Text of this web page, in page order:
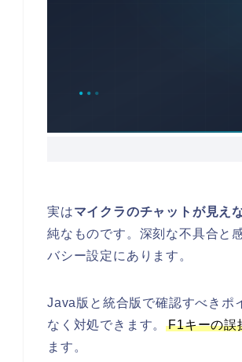
実はマイクラのチャットが見え
純なものです。深刻な不具合と
バシー設定にあります。
Java版と統合版で確認すべきポ
なく対処できます。F1キーの誤
ます。